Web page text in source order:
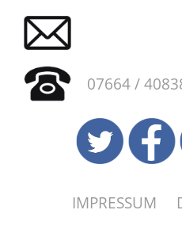
07664 /
IMPRESSUM